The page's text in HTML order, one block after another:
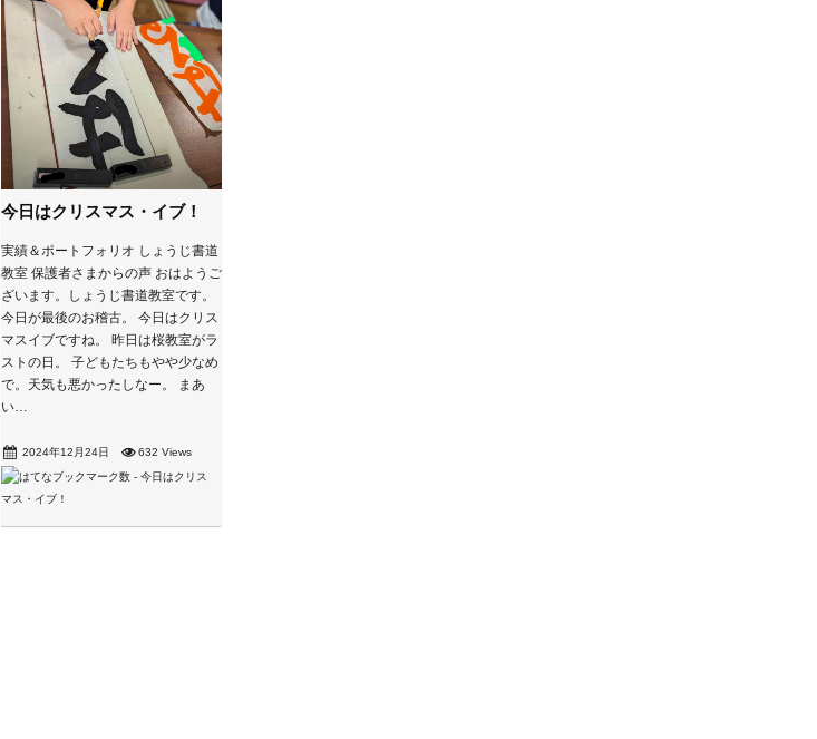
今日はクリスマス・イブ！
実績＆ポートフォリオ しょうじ書道
教室 保護者さまからの声 おはようご
ざいます。しょうじ書道教室です。
今日が最後のお稽古。 今日はクリス
マスイブですね。 昨日は桜教室がラ
ストの日。 子どもたちもやや少なめ
で。天気も悪かったしなー。 まあ
い…
2024年12月24日 632 Views